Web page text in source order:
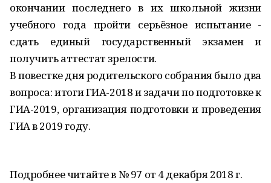
окончании последнего в их школьной жизни
учебного года пройти серьёзное испытание -
сдать единый государственный экзамен и
получить аттестат зрелости.
В повестке дня родительского собрания было два
вопроса: итоги ГИА-2018 и задачи по подготовке к
ГИА-2019, организация подготовки и проведения
ГИА в 2019 году.
Подробнее читайте в № 97 от 4 декабря 2018 г.